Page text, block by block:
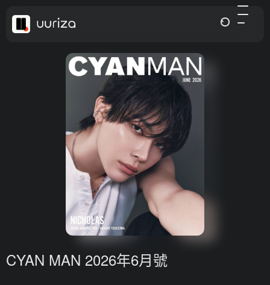
CYAN MAN 2026年6月號